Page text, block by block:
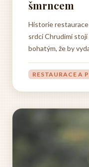
šmrncem
Historie
srdci Chrudimi
bohatým, že by
hostinec U
RESTAURACE A